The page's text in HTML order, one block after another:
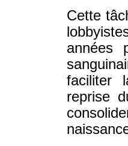
Cette
années
faciliter
reprise